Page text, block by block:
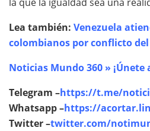
Lea también: Venezuela
colombianos por conflicto
Noticias Mundo 360 » ¡Únete
Telegram –https://t.me/
Whatsapp –https://
Twitter –twitter.com/